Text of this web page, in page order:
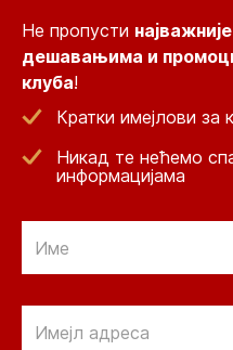
Не пропусти
дешавањима и
клуба!
Кратки имејлови за
Никад те нећемо
информацијама